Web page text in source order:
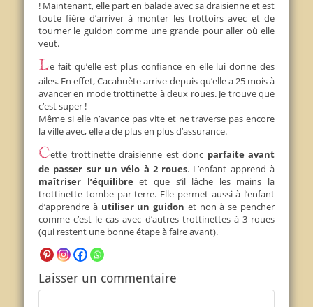
! Maintenant, elle part en balade avec sa draisienne et est
toute fière d’arriver à monter les trottoirs avec et de
tourner le guidon comme une grande pour aller où elle
veut.
Le fait qu’elle est plus confiance en elle lui donne des
ailes. En effet, Cacahuète arrive depuis qu’elle a 25 mois à
avancer en mode trottinette à deux roues. Je trouve que
c’est super !
Même si elle n’avance pas vite et ne traverse pas encore
la ville avec, elle a de plus en plus d’assurance.
Cette trottinette draisienne est donc parfaite avant
de passer sur un vélo à 2 roues. L’enfant apprend à
maîtriser l’équilibre et que s’il lâche les mains la
trottinette tombe par terre. Elle permet aussi à l’enfant
d’apprendre à utiliser un guidon et non à se pencher
comme c’est le cas avec d’autres trottinettes à 3 roues
(qui restent une bonne étape à faire avant).
Laisser un commentaire